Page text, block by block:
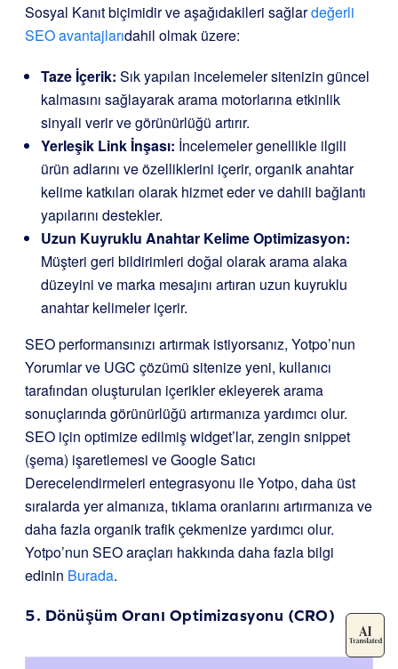
Sosyal Kanıt biçimidir ve aşağıdakileri sağlardeğerli
SEO avantajlarıdahil olmak üzere:
Taze İçerik: Sık yapılan incelemeler sitenizin güncel
kalmasını sağlayarak arama motorlarına etkinlik
sinyali verir ve görünürlüğü artırır.
Yerleşik Link İnşası: İncelemeler genellikle ilgili
ürün adlarını ve özelliklerini içerir, organik anahtar
kelime katkıları olarak hizmet eder ve dahili bağlantı
yapılarını destekler.
Uzun Kuyruklu Anahtar Kelime Optimizasyon:
Müşteri geri bildirimleri doğal olarak arama alaka
düzeyini ve marka mesajını artıran uzun kuyruklu
anahtar kelimeler içerir.
SEO performansınızı artırmak istiyorsanız, Yotpo’nun
Yorumlar ve UGC çözümü sitenize yeni, kullanıcı
tarafından oluşturulan içerikler ekleyerek arama
sonuçlarında görünürlüğü artırmanıza yardımcı olur.
SEO için optimize edilmiş widget’lar, zengin snippet
(şema) işaretlemesi ve Google Satıcı
Derecelendirmeleri entegrasyonu ile Yotpo, daha üst
sıralarda yer almanıza, tıklama oranlarını artırmanıza ve
daha fazla organik trafik çekmenize yardımcı olur.
Yotpo’nun SEO araçları hakkında daha fazla bilgi
edinin Burada.
5. Dönüşüm Oranı Optimizasyonu (CRO)